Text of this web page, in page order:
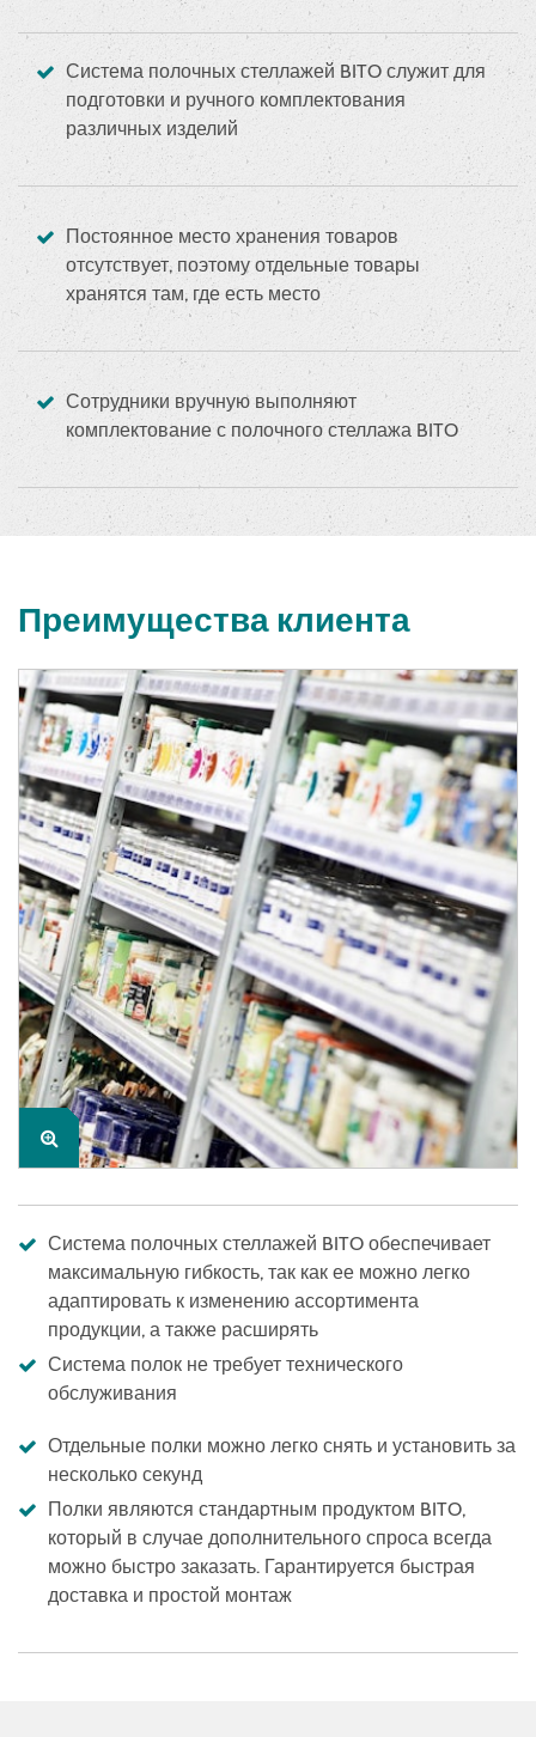
Система полочных стеллажей BITO служит для
подготовки и ручного комплектования
различных изделий
Постоянное место хранения товаров
отсутствует, поэтому отдельные товары
хранятся там, где есть место
Сотрудники вручную выполняют
комплектование с полочного стеллажа BITO
Преимущества клиента
Система полочных стеллажей BITO обеспечивает
максимальную гибкость, так как ее можно легко
адаптировать к изменению ассортимента
продукции, а также расширять
Система полок не требует технического
обслуживания
Отдельные полки можно легко снять и установить за
несколько секунд
Полки являются стандартным продуктом BITO,
который в случае дополнительного спроса всегда
можно быстро заказать. Гарантируется быстрая
доставка и простой монтаж